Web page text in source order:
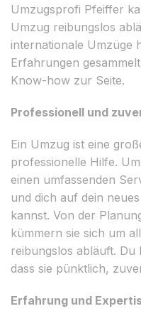
Umzugsprofi Pfeiffer
Umzug reibungslos
internationale Umzüge
Erfahrungen
Know-how zur Seite.
Professionell und
Ein Umzug ist eine
professionelle Hilfe.
einen umfassenden
und dich auf dein
kannst. Von der
kümmern sie sich um
reibungslos abläuft. Du
dass sie pünktlich,
Erfahrung und